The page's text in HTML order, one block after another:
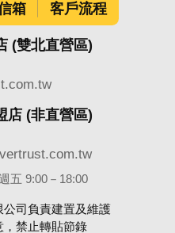
箱 客戶流程
(雙北直營區)
店 (非直營區)
五 9:00－18:00
司負責建置及維護
禁止轉貼節錄